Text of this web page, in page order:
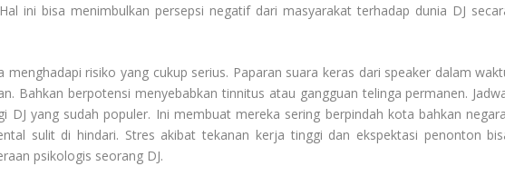
ini bisa menimbulkan persepsi negatif dari masyarakat terhadap dunia DJ
menghadapi risiko yang cukup serius. Paparan suara keras dari speaker dalam
Bahkan berpotensi menyebabkan tinnitus atau gangguan telinga permanen.
DJ yang sudah populer. Ini membuat mereka sering berpindah kota bahkan
sulit di hindari. Stres akibat tekanan kerja tinggi dan ekspektasi penonton
psikologis seorang DJ.